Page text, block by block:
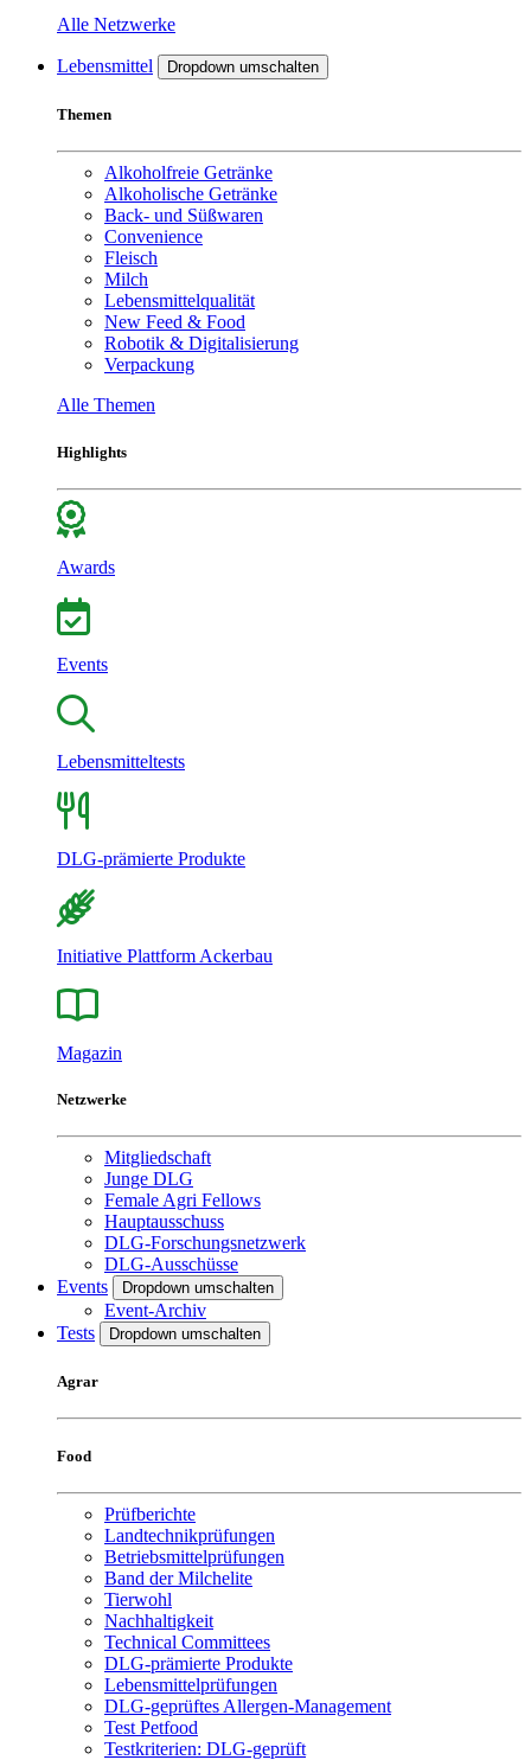
Alle Netzwerke
Lebensmittel Dropdown umschalten
Themen
Alkoholfreie Getränke
Alkoholische Getränke
Back- und Süßwaren
Convenience
Fleisch
Milch
Lebensmittelqualität
New Feed & Food
Robotik & Digitalisierung
Verpackung
Alle Themen
Highlights
Awards
Events
Lebensmitteltests
DLG-prämierte Produkte
Initiative Plattform Ackerbau
Magazin
Netzwerke
Mitgliedschaft
Junge DLG
Female Agri Fellows
Hauptausschuss
DLG-Forschungsnetzwerk
DLG-Ausschüsse
Events
Dropdown umschalten
Event-Archiv
Tests
Dropdown umschalten
Agrar
Food
Prüfberichte
Landtechnikprüfungen
Betriebsmittelprüfungen
Band der Milchelite
Tierwohl
Nachhaltigkeit
Technical Committees
DLG-prämierte Produkte
Lebensmittelprüfungen
DLG-geprüftes Allergen-Management
Test Petfood
Testkriterien: DLG-geprüft